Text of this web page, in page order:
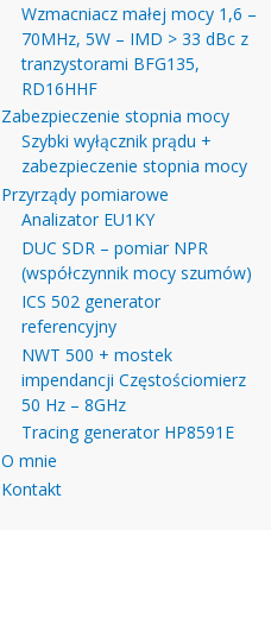
Wzmacniacz małej mocy 1,6 –
70MHz, 5W – IMD > 33 dBc z
tranzystorami BFG135,
RD16HHF
Zabezpieczenie stopnia mocy
Szybki wyłącznik prądu +
zabezpieczenie stopnia mocy
Przyrządy pomiarowe
Analizator EU1KY
DUC SDR – pomiar NPR
(współczynnik mocy szumów)
ICS 502 generator
referencyjny
NWT 500 + mostek
impendancji Częstościomierz
50 Hz – 8GHz
Tracing generator HP8591E
O mnie
Kontakt